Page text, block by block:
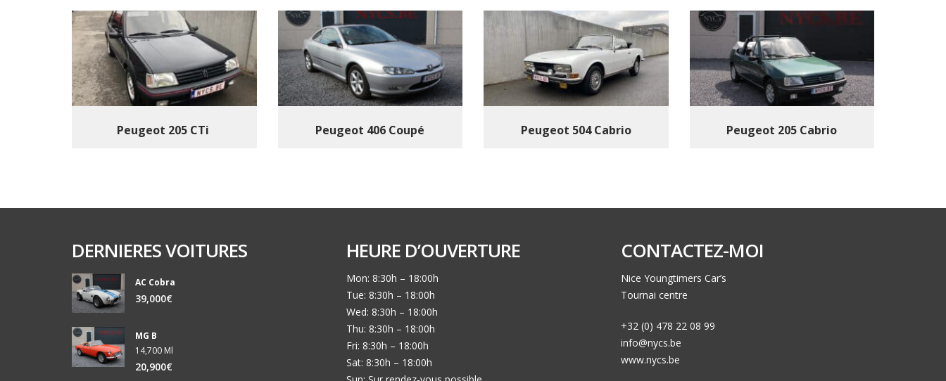
Peugeot 205 CTi Peugeot 406 Coupé Peugeot 504 Cabrio Peugeot 205 Cabrio
DERNIERES VOITURES
AC Cobra
39,000€
MG B
14,700 Ml
20,900€
HEURE D’OUVERTURE
Mon: 8:30h – 18:00h
Tue: 8:30h – 18:00h
Wed: 8:30h – 18:00h
Thu: 8:30h – 18:00h
Fri: 8:30h – 18:00h
Sat: 8:30h – 18:00h
CONTACTEZ-MOI
Nice Youngtimers Car’s
Tournai centre
+32 (0) 478 22 08 99
info@nycs.be
www.nycs.be